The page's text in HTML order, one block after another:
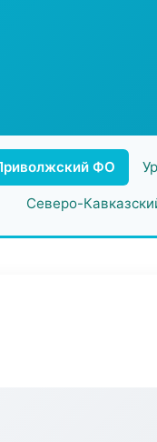
ФО
Северо-